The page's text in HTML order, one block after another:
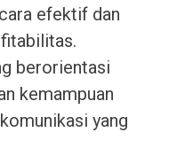
efektif dan
berorientasi
kemampuan
yang